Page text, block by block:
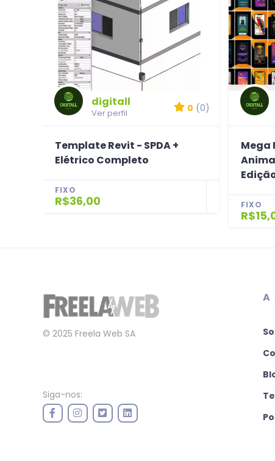
digitall
Ver perfil 0 (0)
Template Revit - SPDA +
Elétrico Completo
FIXO
R$36,00
Mega
FIXO
© 2025 Freela Web SA
Siga-nos:
A